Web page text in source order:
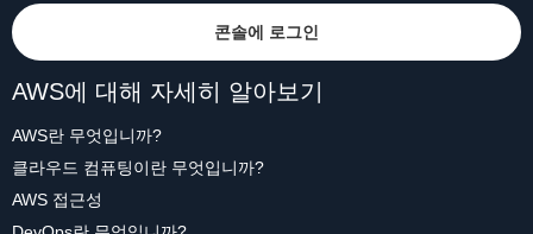
콘솔에 로그인
AWS에 대해 자세히 알아보기
AWS란 무엇입니까?
클라우드 컴퓨팅이란 무엇입니까?
AWS 접근성